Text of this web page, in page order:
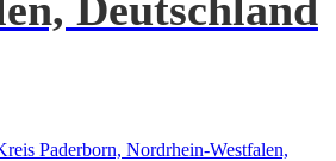
Paderborn, Nordrhein-Westfalen,